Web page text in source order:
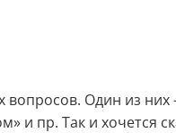
вопросов. Один из
и пр. Так и хочется